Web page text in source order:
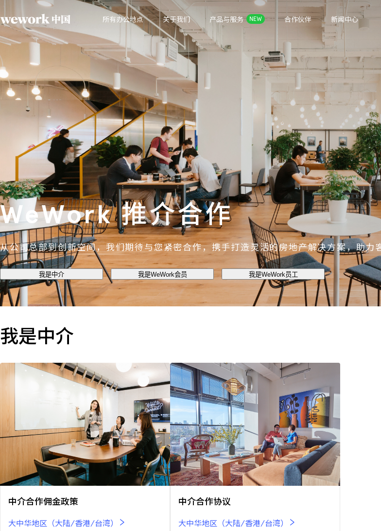
所有办公地点 关于我们 产品与服务 NEW 合作伙伴 新闻中心
WeWork 推介合作
从公司总部到创新空间，我们期待与您紧密合作，携手打造灵活的房地产解决方案，助力
我是中介 我是WeWork会员 我是WeWork员工
我是中介
中介合作佣金政策
大中华地区（大陆/香港/台湾）
中介合作协议
大中华地区（大陆/香港/台湾）